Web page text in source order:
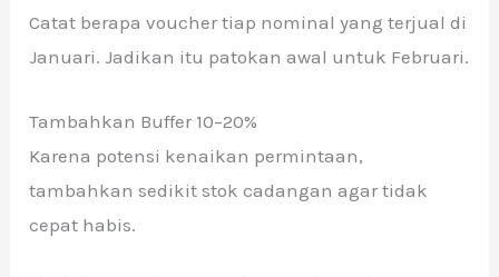
Catat berapa voucher tiap nominal yang terjual di
Januari. Jadikan itu patokan awal untuk Februari.
Tambahkan Buffer 10–20%
Karena potensi kenaikan permintaan,
tambahkan sedikit stok cadangan agar tidak
cepat habis.